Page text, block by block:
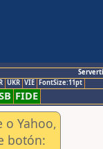
UKR VIE FontSize:11pt
FIDE
o Yahoo,
botón: